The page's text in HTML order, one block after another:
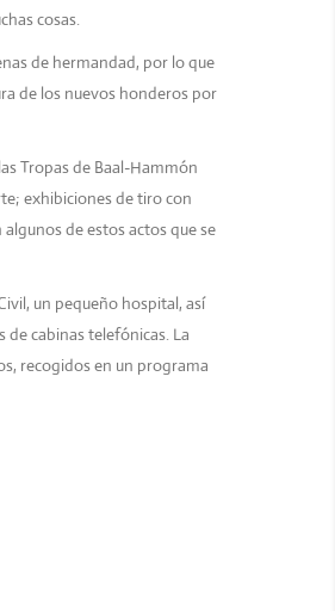
cosas.
de hermandad, por lo que
de los nuevos honderos por
Tropas de Baal-Hammón
exhibiciones de tiro con
algunos de estos actos que se
un pequeño hospital, así
cabinas telefónicas. La
recogidos en un programa